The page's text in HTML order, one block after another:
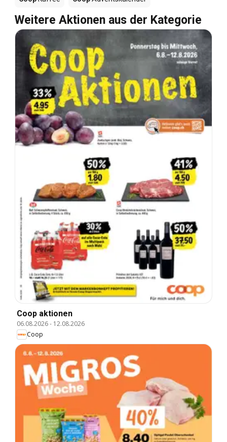
Weitere Aktionen aus der Kategorie
Coop aktionen
06.08.2026- 12.08.2026
Coop